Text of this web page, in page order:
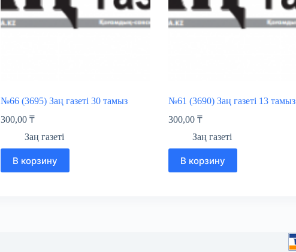
№66 (3695) Заң газеті 30 тамыз
300,00 ₸
Заң газеті
В корзину
№61 (3690) Заң газеті 13 тамыз
300,00 ₸
Заң газеті
В корзину